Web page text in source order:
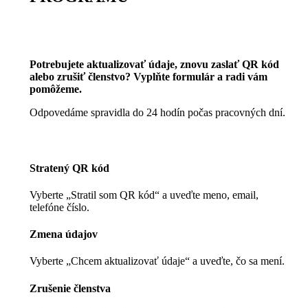
Potrebujete aktualizovať údaje, znovu zaslať QR kód
alebo zrušiť členstvo? Vyplňte formulár a radi vám
pomôžeme.
Odpovedáme spravidla do 24 hodín počas pracovných dní.
Stratený QR kód
Vyberte „Stratil som QR kód“ a uveďte meno, email,
telefóne číslo.
Zmena údajov
Vyberte „Chcem aktualizovať údaje“ a uveďte, čo sa mení.
Zrušenie členstva